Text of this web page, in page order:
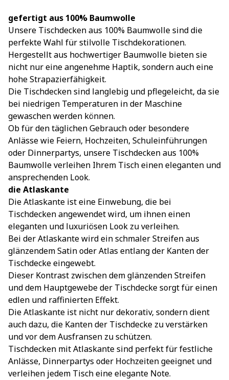
gefertigt aus 100% Baumwolle
Unsere Tischdecken aus 100% Baumwolle sind die
perfekte Wahl für stilvolle Tischdekorationen.
Hergestellt aus hochwertiger Baumwolle bieten sie
nicht nur eine angenehme Haptik, sondern auch eine
hohe Strapazierfähigkeit.
Die Tischdecken sind langlebig und pflegeleicht, da sie
bei niedrigen Temperaturen in der Maschine
gewaschen werden können.
Ob für den täglichen Gebrauch oder besondere
Anlässe wie Feiern, Hochzeiten, Schuleinführungen
oder Dinnerpartys, unsere Tischdecken aus 100%
Baumwolle verleihen Ihrem Tisch einen eleganten und
ansprechenden Look.
die Atlaskante
Die Atlaskante ist eine Einwebung, die bei
Tischdecken angewendet wird, um ihnen einen
eleganten und luxuriösen Look zu verleihen.
Bei der Atlaskante wird ein schmaler Streifen aus
glänzendem Satin oder Atlas entlang der Kanten der
Tischdecke eingewebt.
Dieser Kontrast zwischen dem glänzenden Streifen
und dem Hauptgewebe der Tischdecke sorgt für einen
edlen und raffinierten Effekt.
Die Atlaskante ist nicht nur dekorativ, sondern dient
auch dazu, die Kanten der Tischdecke zu verstärken
und vor dem Ausfransen zu schützen.
Tischdecken mit Atlaskante sind perfekt für festliche
Anlässe, Dinnerpartys oder Hochzeiten geeignet und
verleihen jedem Tisch eine elegante Note.